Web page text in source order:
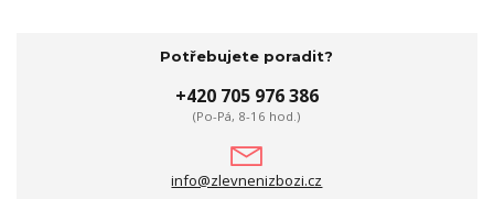
Potřebujete poradit?
+420 705 976 386
(Po-Pá, 8-16 hod.)
info@zlevnenizbozi.cz